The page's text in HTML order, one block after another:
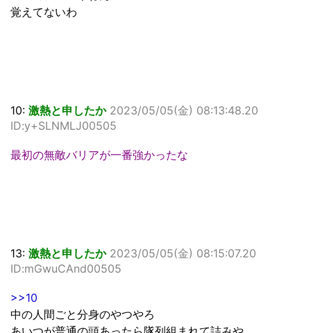
覚えてないわ
10: 激熱と申したか 2023/05/05(金) 08:13:48.20
ID:y+SLNMLJ00505
最初の無敵バリアが一番強かったな
13: 激熱と申したか 2023/05/05(金) 08:15:07.20
ID:mGwuCAnd00505
>>10
中の人間ごと分身のやつやろ